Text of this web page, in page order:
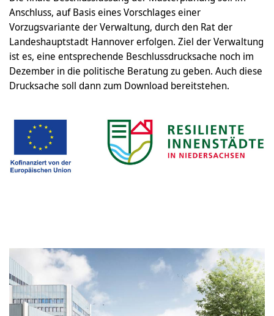
Anschluss, auf Basis eines Vorschlages einer
Vorzugsvariante der Verwaltung, durch den Rat der
Landeshauptstadt Hannover erfolgen. Ziel der Verwaltung
ist es, eine entsprechende Beschlussdrucksache noch im
Dezember in die politische Beratung zu geben. Auch diese
Drucksache soll dann zum Download bereitstehen.